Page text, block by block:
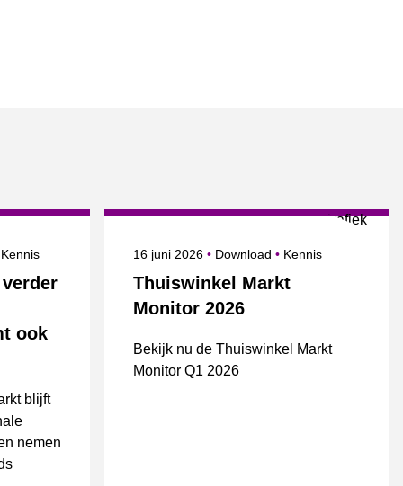
ook
Onderwerpen
Kennis
blijft
nemen
Thuiswinkel Markt
Monitor 2026
Gepubliceerd op
16 juni 2026 Download Onderwerpen
Kennis
Bekijk nu de Thuiswinkel Markt
Monitor Q1 2026